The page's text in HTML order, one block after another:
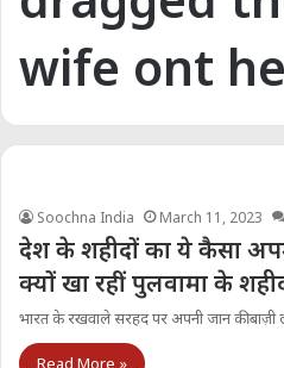
wife ont
Soochna India March 11, 2023
देश के शहीदों का ये कैसा
क्यों खा रहीं पुलवामा के
भारत के रखवाले सरहद पर अपनी जान की बाज़ी
Read More »